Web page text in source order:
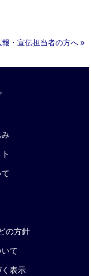
報・宣伝担当者の方へ »
の方針
て
表示